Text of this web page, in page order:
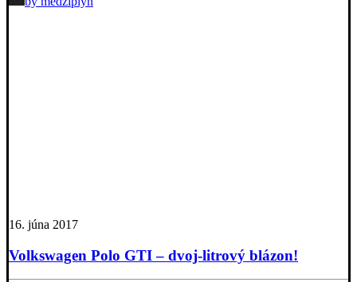
16. júna 2017
Volkswagen Polo GTI – dvoj-litrový blázon!